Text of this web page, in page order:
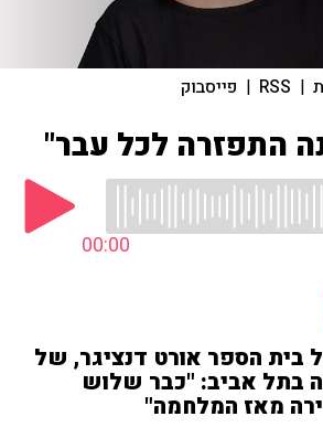
|
RSS
| פייסבוק
התפזרה לכל עבר"
00:00
בית הספר אורט דנציגר, של
בתל אביב: "כבר שלוש
מאז המלחמה"